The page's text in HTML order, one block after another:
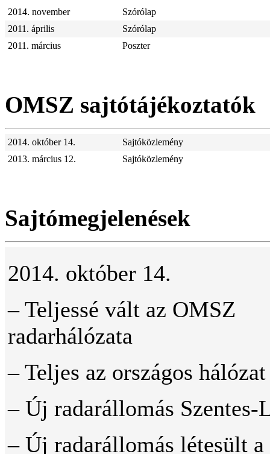
2014. november
Szórólap
2011. április
Szórólap
2011. március
Poszter
OMSZ sajtótájékoztatók
2014. október 14.
Sajtóközlemény
2013. március 12.
Sajtóközlemény
Sajtómegjelenések
2014. október 14.
– Teljessé vált az OMSZ
radarhálózata
– Teljes az országos hálózat
– Új radarállomás Szentes-
– Új radarállomás létesült